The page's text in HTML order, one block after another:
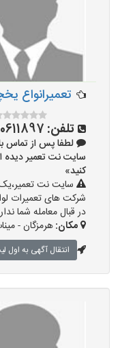
تعمیرانواع
تلفن:
لطفا پس از تماس
کنید»
سایت نت
شرکت های تعمیرات
در قبال معامله شما
مکان:هرمزگان -
انتقال آگهی به اول